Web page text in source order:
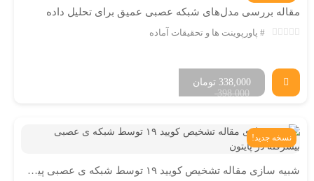
مقاله بررسی مدل‌های شبکه عصبی عمیق برای تحلیل داده‌
پاورپوینت ها و تحقیقات آماده
398,000
تومان 338,000
نسخه جدید!
شبیه سازی مقاله تشخیص کویید ۱۹ توسط شبکه ی عصبی پیشرفته در پایتون